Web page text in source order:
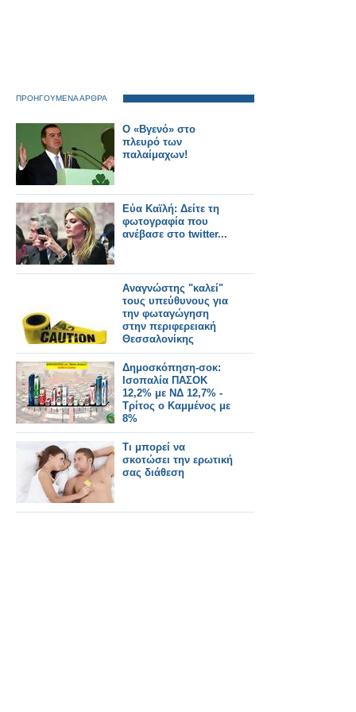
ΠΡΟΗΓΟΥΜΕΝΑ ΑΡΘΡΑ
Ο «Βγενό» στο
πλευρό των
παλαίμαχων!
Εύα Καϊλή: Δείτε τη
φωτογραφία που
ανέβασε στο twitter...
Αναγνώστης "καλεί"
τους υπεύθυνους για
την φωταγώγηση
στην περιφερειακή
Θεσσαλονίκης
Δημοσκόπηση-σοκ:
Ισοπαλία ΠΑΣΟΚ
12,2% με ΝΔ 12,7% -
Τρίτος ο Καμμένος με
8%
Tι μπορεί να
σκοτώσει την ερωτική
σας διάθεση